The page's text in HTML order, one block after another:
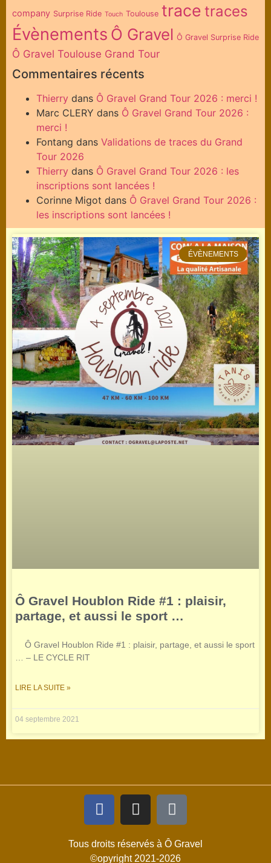
company Surprise Ride Touch Toulouse trace traces
Évènements Ô Gravel Ô Gravel Surprise Ride
Ô Gravel Toulouse Grand Tour
Commentaires récents
Thierry dans Ô Gravel Grand Tour 2026 : merci !
Marc CLERY dans Ô Gravel Grand Tour 2026 :
merci !
Fontang dans Validations de traces du Grand
Tour 2026
Thierry dans Ô Gravel Grand Tour 2026 : les
inscriptions sont lancées !
Corinne Migot dans Ô Gravel Grand Tour 2026 :
les inscriptions sont lancées !
ÉVÈNEMENTS
Ô Gravel Houblon Ride #1 : plaisir,
partage, et aussi le sport …
Ô Gravel Houblon Ride #1 : plaisir, partage, et aussi le sport
… – LE CYCLE RIT
LIRE LA SUITE »
04 septembre 2021
Tous droits réservés à Ô Gravel
©opyright 2021-2026